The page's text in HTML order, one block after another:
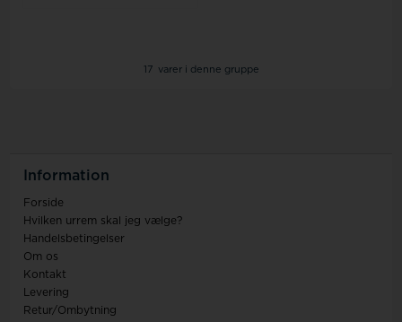
17 varer i denne gruppe
Information
Forside
Hvilken urrem skal jeg vælge?
Handelsbetingelser
Om os
Kontakt
Levering
Retur/Ombytning